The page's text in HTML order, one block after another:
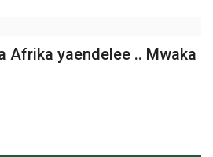
Afrika yaendelee .. Mwaka